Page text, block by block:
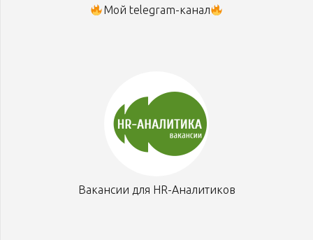
Мой telegram-канал
Вакансии для HR-Аналитиков